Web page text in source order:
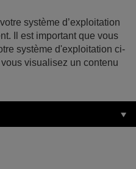
système d’exploitation
Il est important que vous
système d'exploitation ci-
visualisez un contenu